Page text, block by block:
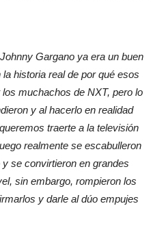
Gargano ya era un buen
historia real de por qué esos
muchachos de NXT, pero lo
y al hacerlo en realidad
traerte a la televisión
realmente se escabulleron
se convirtieron en grandes
sin embargo, rompieron los
y darle al dúo empujes